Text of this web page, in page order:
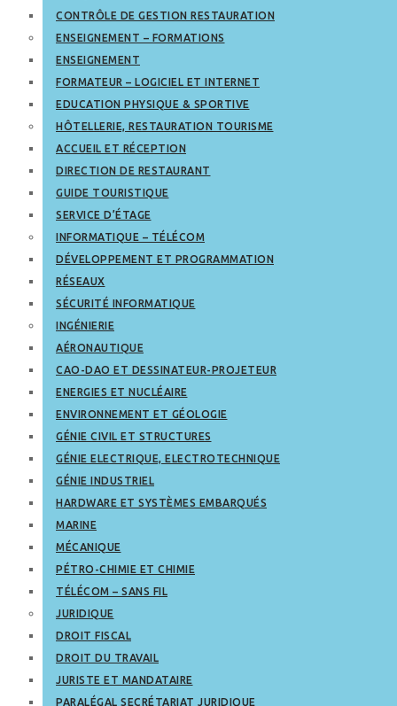
CONTRÔLE DE GESTION RESTAURATION
ENSEIGNEMENT – FORMATIONS
ENSEIGNEMENT
FORMATEUR – LOGICIEL ET INTERNET
EDUCATION PHYSIQUE & SPORTIVE
HÔTELLERIE, RESTAURATION TOURISME
ACCUEIL ET RÉCEPTION
DIRECTION DE RESTAURANT
GUIDE TOURISTIQUE
SERVICE D’ÉTAGE
INFORMATIQUE – TÉLÉCOM
DÉVELOPPEMENT ET PROGRAMMATION
RÉSEAUX
SÉCURITÉ INFORMATIQUE
INGÉNIERIE
AÉRONAUTIQUE
CAO-DAO ET DESSINATEUR-PROJETEUR
ENERGIES ET NUCLÉAIRE
ENVIRONNEMENT ET GÉOLOGIE
GÉNIE CIVIL ET STRUCTURES
GÉNIE ELECTRIQUE, ELECTROTECHNIQUE
GÉNIE INDUSTRIEL
HARDWARE ET SYSTÈMES EMBARQUÉS
MARINE
MÉCANIQUE
PÉTRO-CHIMIE ET CHIMIE
TÉLÉCOM – SANS FIL
JURIDIQUE
DROIT FISCAL
DROIT DU TRAVAIL
JURISTE ET MANDATAIRE
PARALÉGAL SECRÉTARIAT JURIDIQUE